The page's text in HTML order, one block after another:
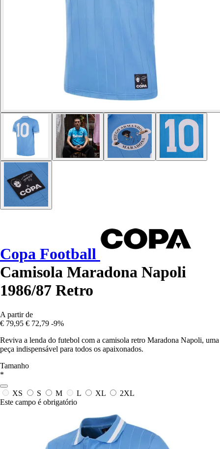
Copa Football
Camisola Maradona Napoli
1986/87 Retro
A partir de
€ 79,95 € 72,79 -9%
Reviva a lenda do futebol com a camisola retro Maradona Napoli, uma
peça indispensável para todos os apaixonados.
Tamanho
*
XS S M L XL
2XL
Este campo é obrigatório